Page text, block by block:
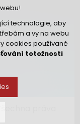
technologie, aby
a vy na webu
cookies používané
totožnosti
práva